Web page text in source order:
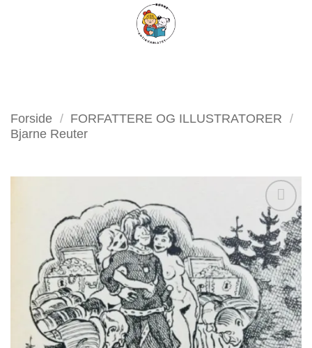
FILTER
Forside / FORFATTERE OG ILLUSTRATORER /
Bjarne Reuter
Tilføj
som
favorit